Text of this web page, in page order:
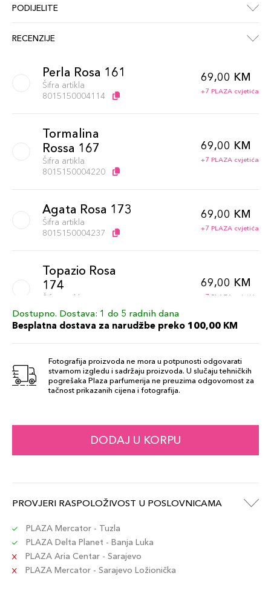
PODIJELITE
RECENZIJE
Perla Rosa 161
Šifra artikla
8015150004114
69,00 KM
+7 PLAZA cvjetića
Tormalina
Rossa 167
Šifra artikla
8015150004220
69,00 KM
+7 PLAZA cvjetića
Agata Rosa 173
Šifra artikla
8015150004237
69,00 KM
+7 PLAZA cvjetića
Topazio Rosa
174
Šifra artikla
8015150004244
69,00 KM
+7 PLAZA cvjetića
164
Šifra artikla
8015150004169
69,00 KM
+7 PLAZA cvjetića
Granato Rosso
Zircone
Šifra artikla
8015150004121
69,00 KM
Agata Rossa
Dostupno. Dostava: 1 do 5 radnih dana
Besplatna dostava za narudžbe preko 100,00 KM
Fotografija proizvoda ne mora u potpunosti odgovarati
stvarnom izgledu i sadržaju proizvoda. U slučaju tehničkih
pogrešaka Plaza parfumerija ne preuzima odgovornost za
tačnost prikazanih cijena i fotografija.
DODAJ U KORPU
PROVJERI RASPOLOŽIVOST U POSLOVNICAMA
PLAZA Mercator - Tuzla
PLAZA Delta Planet - Banja Luka
PLAZA Aria Centar - Sarajevo
PLAZA Mercator - Sarajevo Ložionička